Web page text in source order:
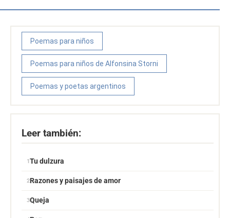
Poemas para niños
Poemas para niños de Alfonsina Storni
Poemas y poetas argentinos
Leer también:
Tu dulzura
Razones y paisajes de amor
Queja